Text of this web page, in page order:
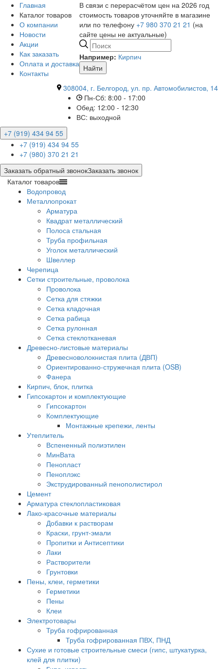
Главная
Каталог товаров
О компании
Новости
Акции
Как заказать
Оплата и доставка
Контакты
308004, г. Белгород, ул. пр. Автомобилистов, 14
Пн-Сб: 8:00 - 17:00
Обед: 12:00 - 12:30
ВС: выходной
В связи с перерасчётом цен на 2026 год
стоимость товаров уточняйте в магазине
или по телефону +7 980 370 21 21 (на
сайте цены не актуальные)
Например: Кирпич
Найти
+7 (919) 434 94 55
+7 (919) 434 94 55
+7 (980) 370 21 21
Заказать обратный звонокЗаказать звонок
Каталог товаров
Водопровод
Металлопрокат
Арматура
Квадрат металлический
Полоса стальная
Труба профильная
Уголок металлический
Швеллер
Черепица
Сетки строительные, проволока
Проволока
Сетка для стяжки
Сетка кладочная
Сетка рабица
Сетка рулонная
Сетка стеклотканевая
Древесно-листовые материалы
Древесноволокнистая плита (ДВП)
Ориентированно-стружечная плита (OSB)
Фанера
Кирпич, блок, плитка
Гипсокартон и комплектующие
Гипсокартон
Комплектующие
Монтажные крепежи, ленты
Утеплитель
Вспененный полиэтилен
МинВата
Пенопласт
Пеноплэкс
Экструдированный пенополистирол
Цемент
Арматура стеклопластиковая
Лако-красочные материалы
Добавки к растворам
Краски, грунт-эмали
Пропитки и Антисептики
Лаки
Растворители
Грунтовки
Пены, клеи, герметики
Герметики
Пены
Клеи
Электротовары
Труба гофрированная
Труба гофрированная ПВХ, ПНД
Сухие и готовые строительные смеси (гипс, штукатурка,
клей для плитки)